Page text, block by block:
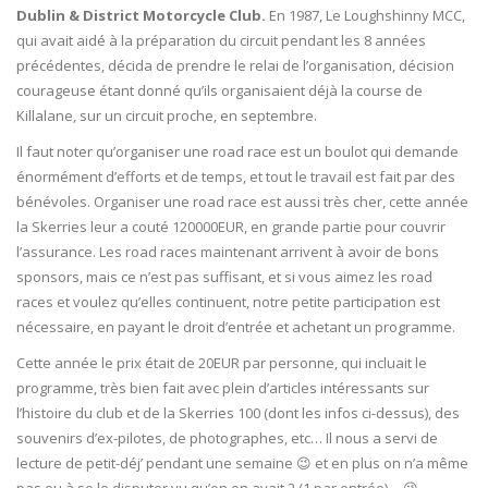
Dublin & District Motorcycle Club. En 1987, Le Loughshinny MCC,
qui avait aidé à la préparation du circuit pendant les 8 années
précédentes, décida de prendre le relai de l’organisation, décision
courageuse étant donné qu’ils organisaient déjà la course de
Killalane, sur un circuit proche, en septembre.
Il faut noter qu’organiser une road race est un boulot qui demande
énormément d’efforts et de temps, et tout le travail est fait par des
bénévoles. Organiser une road race est aussi très cher, cette année
la Skerries leur a couté 120000EUR, en grande partie pour couvrir
l’assurance. Les road races maintenant arrivent à avoir de bons
sponsors, mais ce n’est pas suffisant, et si vous aimez les road
races et voulez qu’elles continuent, notre petite participation est
nécessaire, en payant le droit d’entrée et achetant un programme.
Cette année le prix était de 20EUR par personne, qui incluait le
programme, très bien fait avec plein d’articles intéressants sur
l’histoire du club et de la Skerries 100 (dont les infos ci-dessus), des
souvenirs d’ex-pilotes, de photographes, etc… Il nous a servi de
lecture de petit-déj’ pendant une semaine 😉 et en plus on n’a même